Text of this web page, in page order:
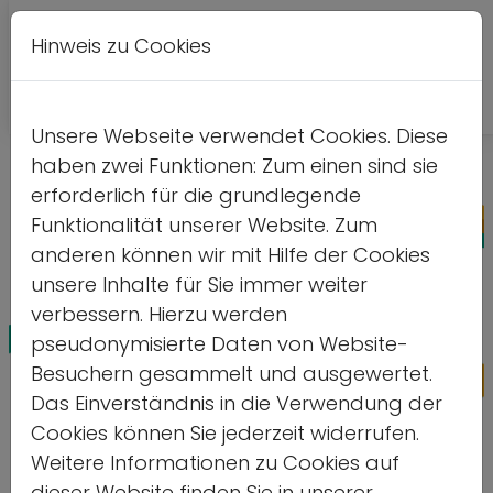
„Zukunft – Jugend – Sport“ – ein
Hinweis zu Cookies
Unsere Webseite verwendet Cookies. Diese
haben zwei Funktionen: Zum einen sind sie
erforderlich für die grundlegende
Funktionalität unserer Website. Zum
anderen können wir mit Hilfe der Cookies
unsere Inhalte für Sie immer weiter
verbessern. Hierzu werden
pseudonymisierte Daten von Website-
Besuchern gesammelt und ausgewertet.
Das Einverständnis in die Verwendung der
Cookies können Sie jederzeit widerrufen.
Weitere Informationen zu Cookies auf